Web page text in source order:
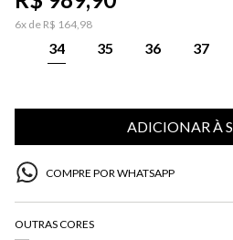
6x de R$ 164,98
34 35 36 37
ADICIONAR À
COMPRE POR WHATSAPP